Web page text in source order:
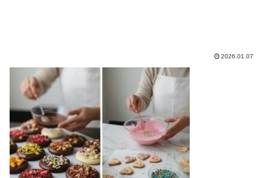
2026.01.07